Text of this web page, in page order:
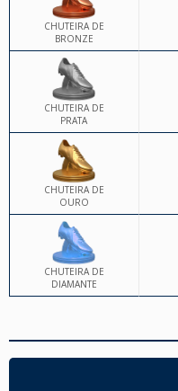
CHUTEIRA DE
BRONZE
CHUTEIRA DE
PRATA
CHUTEIRA DE
OURO
CHUTEIRA DE
DIAMANTE